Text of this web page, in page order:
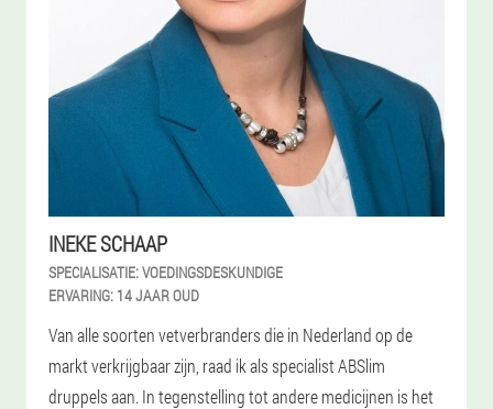
INEKE SCHAAP
SPECIALISATIE:VOEDINGSDESKUNDIGE
ERVARING: 14 JAAR OUD
Van alle soorten vetverbranders die in Nederland op de
markt verkrijgbaar zijn, raad ik als specialist ABSlim
druppels aan. In tegenstelling tot andere medicijnen is het